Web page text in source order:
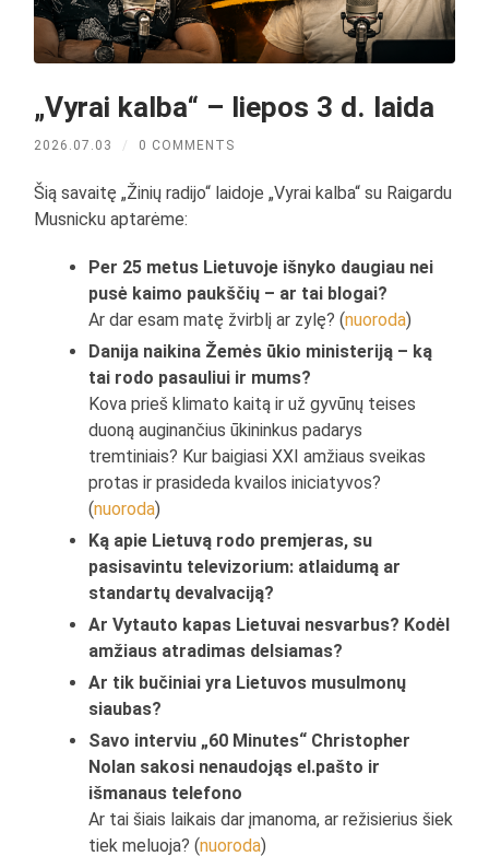
„Vyrai kalba“ – liepos 3 d. laida
2026.07.03 / 0 COMMENTS
Šią savaitę „Žinių radijo“ laidoje „Vyrai kalba“ su Raigardu
Musnicku aptarėme:
Per 25 metus Lietuvoje išnyko daugiau nei
pusė kaimo paukščių – ar tai blogai?
Ar dar esam matę žvirblį ar zylę? (nuoroda)
Danija naikina Žemės ūkio ministeriją – ką
tai rodo pasauliui ir mums?
Kova prieš klimato kaitą ir už gyvūnų teises
duoną auginančius ūkininkus padarys
tremtiniais? Kur baigiasi XXI amžiaus sveikas
protas ir prasideda kvailos iniciatyvos?
(nuoroda)
Ką apie Lietuvą rodo premjeras, su
pasisavintu televizorium: atlaidumą ar
standartų devalvaciją?
Ar Vytauto kapas Lietuvai nesvarbus? Kodėl
amžiaus atradimas delsiamas?
Ar tik bučiniai yra Lietuvos musulmonų
siaubas?
Savo interviu „60 Minutes“ Christopher
Nolan sakosi nenaudojąs el.pašto ir
išmanaus telefono
Ar tai šiais laikais dar įmanoma, ar režisierius šiek
tiek meluoja? (nuoroda)